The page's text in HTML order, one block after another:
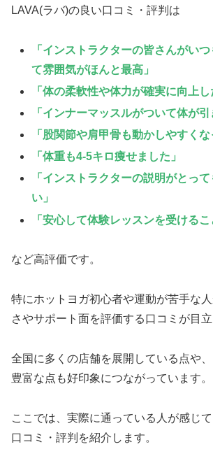
LAVA(ラバ)の良い口コミ・評判は
「インストラクターの皆さんがい
て雰囲気がほんと最高」
「体の柔軟性や体力が確実に向上し
「インナーマッスルがついて体が引
「股関節や肩甲骨も動かしやすくな
「体重も4-5キロ痩せました」
「インストラクターの説明がとっ
い」
「安心して体験レッスンを受けるこ
など高評価です。
特にホットヨガ初心者や運動が苦手な
さやサポート面を評価する口コミが目立
全国に多くの店舗を展開している点や
豊富な点も好印象につながっています。
ここでは、実際に通っている人が感じ
口コミ・評判を紹介します。